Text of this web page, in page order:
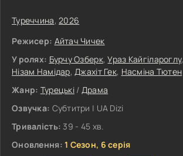
Туреччина,2026
Режисер: Айтач Чичек
У ролях: Бурчу Озберк,Ураз Кайгілароглу,
Нізам Намідар,Джахіт Гек, Насміна Тютен
Жанр: Турецькі/ Драма
Озвучка: Субтитри | UA Dizi
Тривалість: 39 - 45 хв.
Оновлення: 1 Сезон, 6 серія